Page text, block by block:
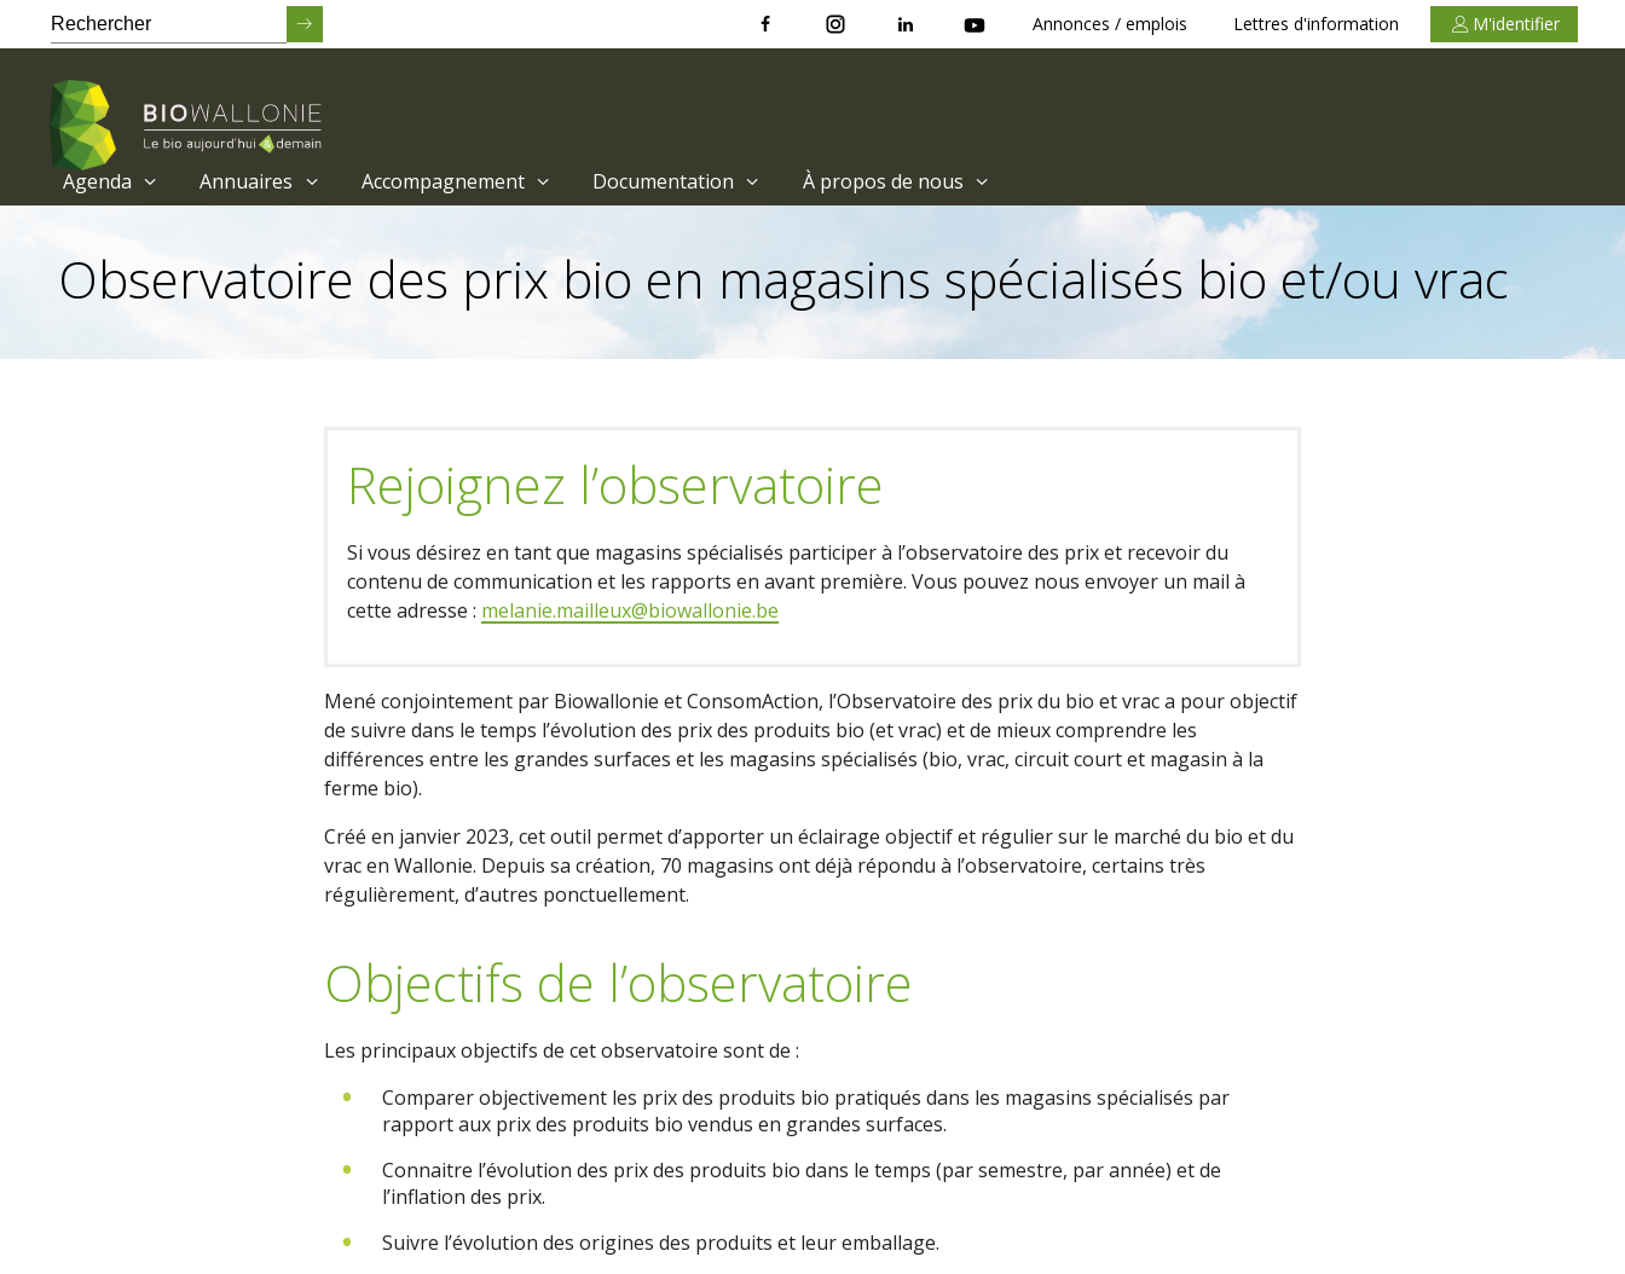
contenu
principal
Annonces / emplois Lettres d'information M'identifier
Agenda Annuaires Accompagnement Documentation À propos de nous
Observatoire des prix bio en magasins spécialisés bio et/ou vrac
Rejoignez l’observatoire
Si vous désirez en tant que magasins spécialisés participer à l’observatoire des prix et recevoir du
contenu de communication et les rapports en avant première. Vous pouvez nous envoyer un mail à
cette adresse : melanie.mailleux@biowallonie.be
Mené conjointement par Biowallonie et ConsomAction, l’Observatoire des prix du bio et vrac a pour objectif
de suivre dans le temps l’évolution des prix des produits bio (et vrac) et de mieux comprendre les
différences entre les grandes surfaces et les magasins spécialisés (bio, vrac, circuit court et magasin à la
ferme bio).
Créé en janvier 2023, cet outil permet d’apporter un éclairage objectif et régulier sur le marché du bio et du
vrac en Wallonie. Depuis sa création, 70 magasins ont déjà répondu à l’observatoire, certains très
régulièrement, d’autres ponctuellement.
Objectifs de l’observatoire
Les principaux objectifs de cet observatoire sont de :
Comparer objectivement les prix des produits bio pratiqués dans les magasins spécialisés par
rapport aux prix des produits bio vendus en grandes surfaces.
Connaitre l’évolution des prix des produits bio dans le temps (par semestre, par année) et de
l’inflation des prix.
Suivre l’évolution des origines des produits et leur emballage.